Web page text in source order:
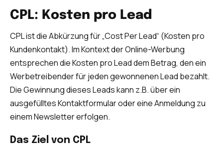
CPL: Kosten pro Lead
CPL ist die Abkürzung für „Cost Per Lead“ (Kosten pro
Kundenkontakt). Im Kontext der Online-Werbung
entsprechen die Kosten pro Lead dem Betrag, den ein
Werbetreibender für jeden gewonnenen Lead bezahlt.
Die Gewinnung dieses Leads kann z.B. über ein
ausgefülltes Kontaktformular oder eine Anmeldung zu
einem Newsletter erfolgen.
Das Ziel von CPL